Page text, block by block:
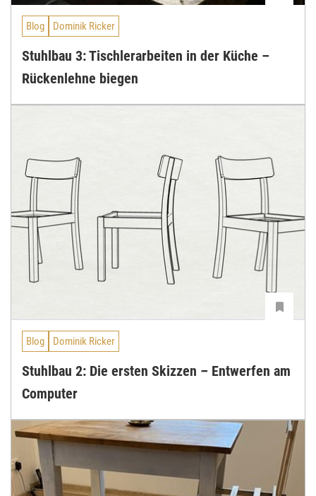
Blog Dominik Ricker
Stuhlbau 3: Tischlerarbeiten in der Küche –
Rückenlehne biegen
Blog Dominik Ricker
Stuhlbau 2: Die ersten Skizzen – Entwerfen am
Computer